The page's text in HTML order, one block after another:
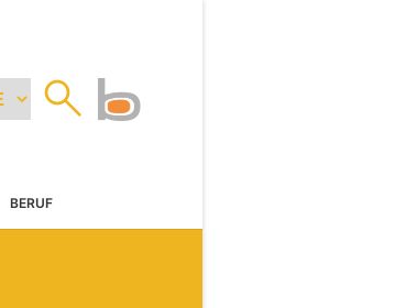
BERUF